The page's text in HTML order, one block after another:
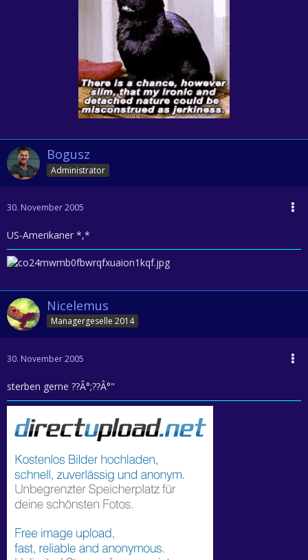
Bogusz
Administrator
30. November 2005
US-Amerikaner *,*
Nicelemus
Managergeselle 2014
30. November 2005
sterben gerne ??Â°;??Â°"